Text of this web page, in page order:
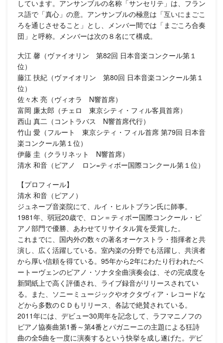
しています。アンサンブルの名称「サンセリテ」は、フラン
ス語で「真心」の意。アンサンブルの極意は「互いにまごこ
ろを通じさせること」とし、メンバー間では「まごころ合奏
団」と呼称。メンバーは次の８名にて構成。
大江 馨（ヴァイオリン 第82回 日本音楽コンクール第１
位）
藤江 扶紀（ヴァイオリン 第80回 日本音楽コンクール第１
位）
佐々木 亮（ヴィオラ N響首席）
富岡 廉太郎（チェロ 東京シティ・フィル客員首席）
西山 真二（コントラバス N響首席代行）
竹山 愛（フルート 東京シティ・フィル首席 第79回 日本音
楽コンクール第１位）
伊藤 圭（クラリネット N響首席）
清水 和音（ピアノ ロン=ティボー国際コンクール第１位）
【プロフィール】
清水 和音（ピアノ）
ジュネーブ音楽院にて、ルイ・ヒルトブラン氏に師事。
1981年、弱冠20歳で、ロン＝ティボー国際コンクール・ピ
アノ部門で優勝、あわせてリサイタル賞を受賞した。
これまでに、国内外の数々の著名オーケストラ・指揮者と共
演し、広く活躍している。室内楽の分野でも活躍し、共演者
から厚い信頼を得ている。95年から2年にわたり行われたベ
ートーヴェンのピアノ・ソナタ全曲演奏会は、その完成度を
新聞紙上で高く評価され、ライブ録音がリリースされてい
る。また、ソニーミュージックやオクタヴィア・レコードな
どから多数のＣＤもリリース、各誌で絶賛されている。
2011年には、デビュー30周年を記念して、ラフマニノフの
ピアノ協奏曲第1番～第4番とパガニーニの主題による狂詩
曲の全5曲を一度に演奏するという快挙を成し遂げた。デビ